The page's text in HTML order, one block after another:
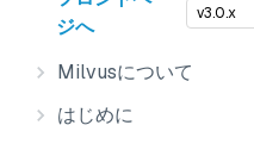
ジへ
v3.0.x
Milvusについて
はじめに